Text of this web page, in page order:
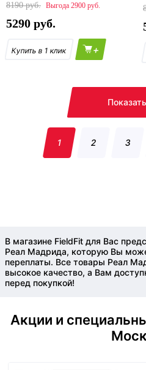
8190
2900
5290
+
1 2 3
В магазине FieldFit для Вас
Реал Мадрида, которую Вы
переплаты. Все товары Реал
высокое качество, а Вам
перед покупкой!
Акции и